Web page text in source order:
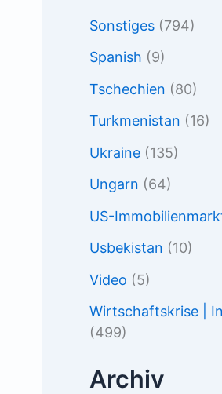
Sonstiges (794)
Spanish (9)
Tschechien (80)
Turkmenistan (16)
Ukraine (135)
Ungarn (64)
US-
Usbekistan (10)
Video (5)
Wirtschaftskrise |
(499)
Archiv